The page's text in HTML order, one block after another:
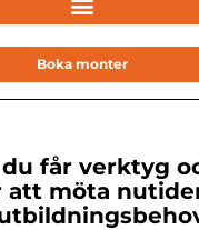
Boka monter
får verktyg
att möta